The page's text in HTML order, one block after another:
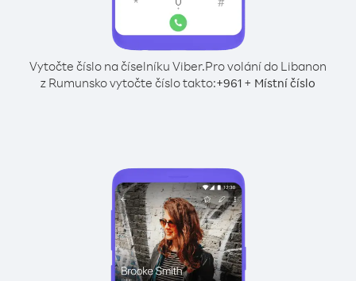
Vytočte číslo na číselníku Viber.Pro volání do Libanon
z Rumunsko vytočte číslo takto:+961 + Místní číslo